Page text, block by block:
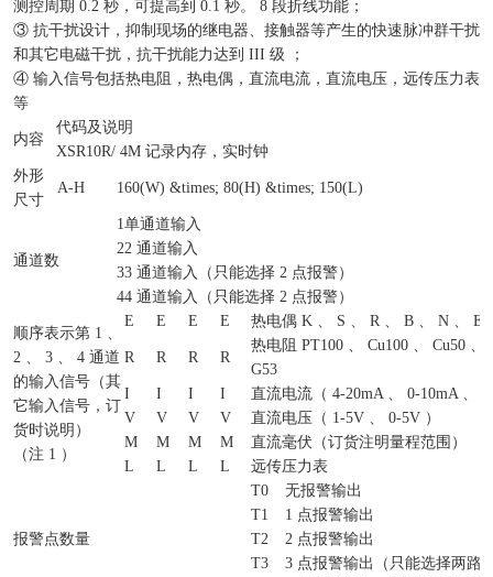
测控周期 0.2 秒，可提高到 0.1 秒。 8 段折线功能；
③ 抗干扰设计，抑制现场的继电器、接触器等产生的快速脉冲群干扰
和其它电磁干扰，抗干扰能力达到 III 级 ；
④ 输入信号包括热电阻，热电偶，直流电流，直流电压，远传压力表
等
内容
代码及说明
XSR10R/ 4M 记录内存，实时钟
外形
尺寸
A-H 160(W) &times; 80(H) &times; 150(L)
通道数
1单通道输入
22 通道输入
33 通道输入（只能选择 2 点报警）
44 通道输入（只能选择 2 点报警）
顺序表示第 1 、
2 、 3 、 4 通道
的输入信号（其
它输入信号，订
货时说明）
（注 1 ）
E E E E 热电偶 K 、 S 、 R 、 B 、 N 、 E
R R R R
热电阻 PT100 、 Cu100 、 Cu50
G53
I
I I I
直流电流（ 4-20mA 、 0-10mA 、
V
V V V
直流电压（ 1-5V 、 0-5V ）
M
M M M
直流毫伏（订货注明量程范围）
L
L L L 远传压力表
报警点数量
T0
无报警输出
T1
1 点报警输出
T2
2 点报警输出
T3
3 点报警输出（只能选择两路